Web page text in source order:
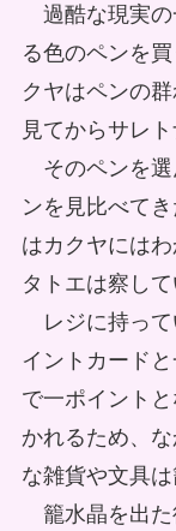
過酷な現実の
る色のペンを
クヤはペンの
見てからサレ
そのペンを選
ンを見比べて
はカクヤにはわ
タトエは察し
レジに持って
イントカード
で一ポイント
かれるため、
な雑貨や文具
籠水晶を出た